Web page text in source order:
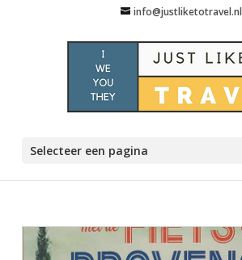
info@justliketotravel.nl
Selecteer een pagina